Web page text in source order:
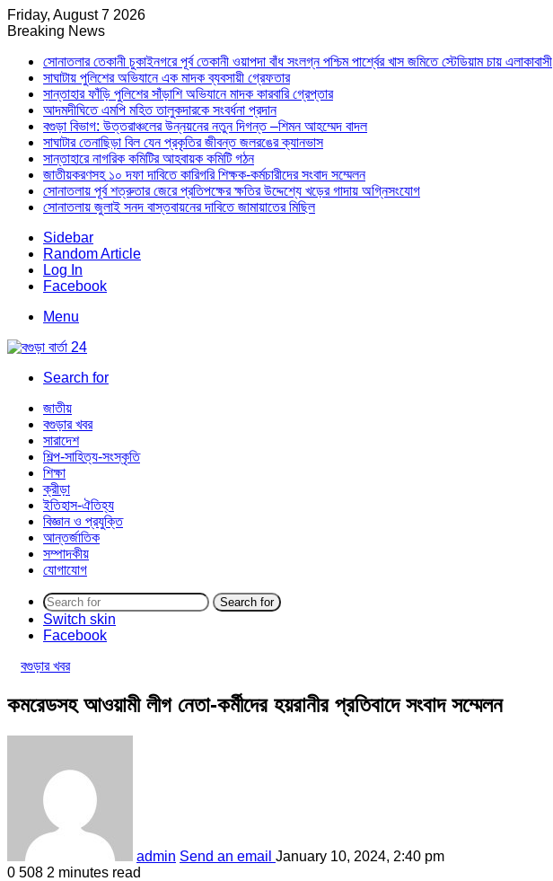
Friday, August 7 2026
Breaking News
সোনাতলার তেকানী চুকাইনগরে পূর্ব তেকানী ওয়াপদা বাঁধ সংলগ্ন পশ্চিম পার্শ্বের খাস জমিতে স্টেডিয়াম চায় এলাকাবাসী
সাঘাটায় পুলিশের অভিযানে এক মাদক ব্যবসায়ী গ্রেফতার
সান্তাহার ফাঁড়ি পুলিশের সাঁড়াশি অভিযানে মাদক কারবারি গ্রেপ্তার
আদমদীঘিতে এমপি মহিত তালুকদারকে সংবর্ধনা প্রদান
বগুড়া বিভাগ: উত্তরাঞ্চলের উন্নয়নের নতুন দিগন্ত –শিমন আহম্মেদ বাদল
সাঘাটার তেনাছিড়া বিল যেন প্রকৃতির জীবন্ত জলরঙের ক্যানভাস
সান্তাহারে নাগরিক কমিটির আহবায়ক কমিটি গঠন
জাতীয়করণসহ ১০ দফা দাবিতে কারিগরি শিক্ষক-কর্মচারীদের সংবাদ সম্মেলন
সোনাতলায় পূর্ব শত্রুতার জেরে প্রতিপক্ষের ক্ষতির উদ্দেশ্যে খড়ের গাদায় অগ্নিসংযোগ
সোনাতলায় জুলাই সনদ বাস্তবায়নের দাবিতে জামায়াতের মিছিল
Sidebar
Random Article
Log In
Facebook
Menu
Search for
জাতীয়
বগুড়ার খবর
সারাদেশ
শিল্প-সাহিত্য-সংস্কৃতি
শিক্ষা
ক্রীড়া
ইতিহাস-ঐতিহ্য
বিজ্ঞান ও প্রযুক্তি
আন্তর্জাতিক
সম্পাদকীয়
যোগাযোগ
Search for
Switch skin
Facebook
বগুড়ার খবর
কমরেডসহ আওয়ামী লীগ নেতা-কর্মীদের হয়রানীর প্রতিবাদে সংবাদ সম্মেলন
admin Send an email January 10, 2024, 2:40 pm
0 508 2 minutes read